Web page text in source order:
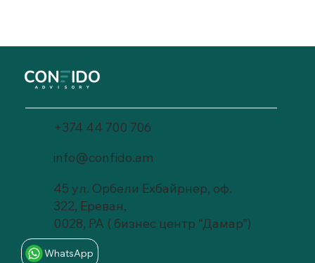
WhatsApp
+374 44 700 706
45 ул. Орбели Ехбайрнер, оф.
322, Ереван,
0028, РА ( бизнес центр “Дамар”)
info@confido.am